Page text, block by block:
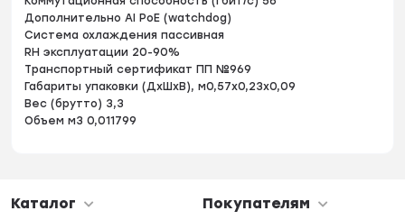
Дополнительно AI PoE (watchdog)
Система охлаждения пассивная
RH эксплуатации 20-90%
Транспортный сертификат ПП №969
Габариты упаковки (ДхШхВ), м0,57x0,23x0,09
Вес (брутто) 3,3
Объем м3 0,011799
Каталог Покупателям